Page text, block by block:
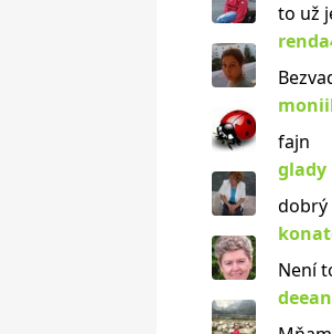
to už
fajn
glady
dobrý
Není